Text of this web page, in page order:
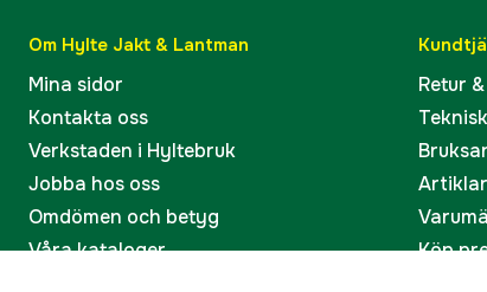
Om Hylte Jakt & Lantman
Mina sidor
Kontakta oss
Verkstaden i Hyltebruk
Jobba hos oss
Omdömen och betyg
Våra kataloger
Retur
Köp